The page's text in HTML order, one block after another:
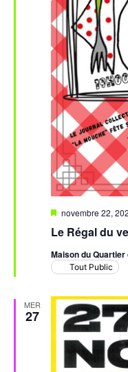
Le Régal du
Mis
avant
novembre 22,
Maison du
Tout Public
MER
27